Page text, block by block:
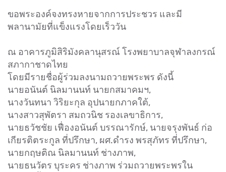
ขอพระองค์จงทรงหายจากการประชวร และมี
พลานามัยที่แข็งแรงโดยเร็ววัน
ณ อาคารภูมิสิริมังคลานุสรณ์ โรงพยาบาลจุฬาลงกรณ์
สภากาชาดไทย
โดยมีรายชื่อผู้ร่วมลงนามถวายพระพร ดังนี้
นายอนันต์ นิลมานนท์ นายกสมาคมฯ,
นางวันทนา วิริยะกุล อุปนายกภาคใต้,
นางสาวสุพัตรา สมถวนิช รองเลขาธิการ,
นายธวัชชัย เฟื่องอนันต์ บรรณารักษ์, นายจรุงพันธ์ ก่อ
เกียรติตระกูล ที่ปรึกษา, ผศ.ดำรง พรสุภัทร ที่ปรึกษา,
นายกฤษติณ นิลมานนท์ ช่างภาพ,
นายธนวัตร บุระคร ช่างภาพ ร่วมถวายพระพรใน